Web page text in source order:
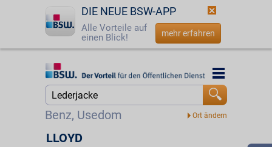
DIE NEUE BSW-APP
Alle Vorteile auf
einen Blick!
mehr erfahren
Startseite
Jetzt BSW-Mitglied werden
Benz, Usedom
Startseite
Suche
LLOYD